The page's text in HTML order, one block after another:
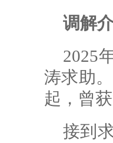
调解
2025
涛求助
起，曾
接到